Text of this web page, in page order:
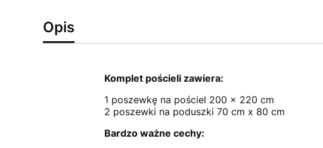
Opis
Komplet pościeli zawiera:
1 poszewkę na pościel 200 x 220 cm
2 poszewki na poduszki 70 cm x 80 cm
Bardzo ważne cechy: